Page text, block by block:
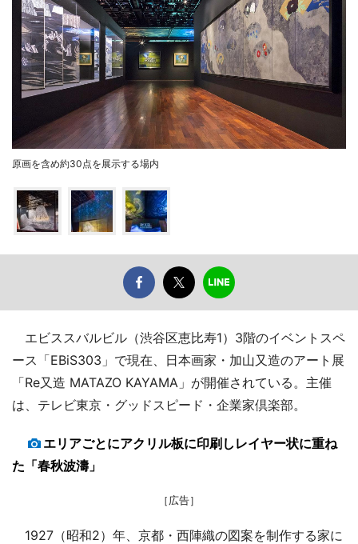
原画を含め約30点を展示する場内
エビススバルビル（渋谷区恵比寿1）3階のイベントスペ
ース「EBiS303」で現在、日本画家・加山又造のアート展
「Re又造 MATAZO KAYAMA」が開催されている。主催
は、テレビ東京・グッドスピード・企業家倶楽部。
エリアごとにアクリル板に印刷しレイヤー状に重ね
た「春秋波濤」
［広告］
1927（昭和2）年、京都・西陣織の図案を制作する家に